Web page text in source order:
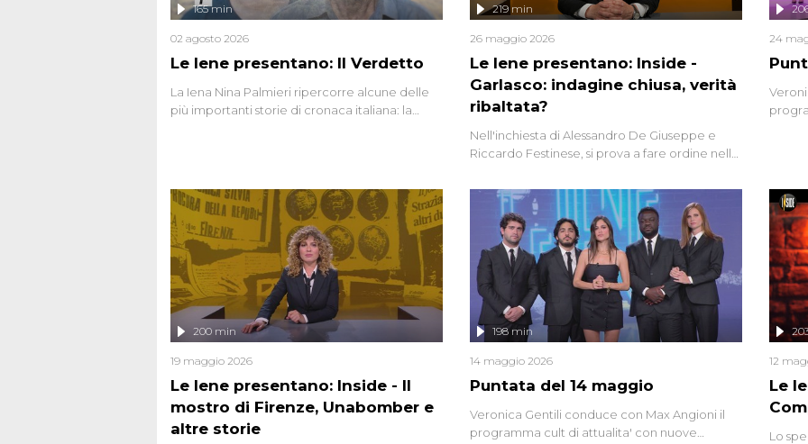
Le Iene presentano: Il Verdetto
165 min
02 agosto 2026
La Iena Nina Palmieri ripercorre alcune delle
più importanti storie di cronaca italiana: la
Le Iene presentano: Inside -
Garlasco: indagine chiusa, verità
ribaltata?
219 min
26 maggio 2026
Nell'inchiesta di Alessandro De Giuseppe e
Riccardo Festinese, si prova a fare ordine nella
continuano a emergere attorno a una delle
vicende giudiziarie più discusse degli ultimi
anni. Lo speciale ricostruisce la vicenda
mettendo in fila testimonianze, errori, dettagli
controversi e i protagonisti di un'indagine che
sembra non avere fine.
24
Le Iene presentano: Inside - Il
mostro di Firenze, Unabomber e
altre storie
200 min
19 maggio 2026
Puntata del 14 maggio
198 min
14 maggio 2026
Veronica Gentili conduce con Max Angioni il
programma cult di attualita' con nuove
Le
12
Lo